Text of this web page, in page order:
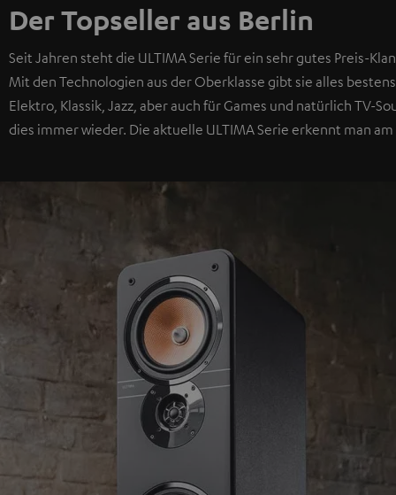
Der Topseller aus Berlin
Seit Jahren steht die ULTIMA Serie für ein sehr gutes Preis-
Mit den Technologien aus der Oberklasse gibt sie alles
Elektro, Klassik, Jazz, aber auch für Games und natürlich TV-
dies immer wieder. Die aktuelle ULTIMA Serie erkennt man